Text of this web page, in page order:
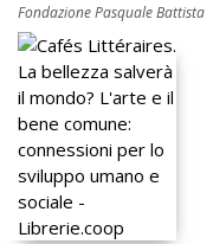
Fondazione Pasquale Battista